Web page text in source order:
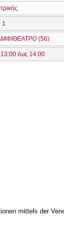
1
(56)
έως 14:00
mittels der